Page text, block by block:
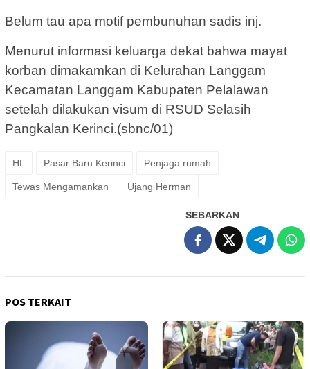
Belum tau apa motif pembunuhan sadis inj.
Menurut informasi keluarga dekat bahwa mayat
korban dimakamkan di Kelurahan Langgam
Kecamatan Langgam Kabupaten Pelalawan
setelah dilakukan visum di RSUD Selasih
Pangkalan Kerinci.(sbnc/01)
HL Pasar Baru Kerinci Penjaga rumah
Tewas Mengamankan Ujang Herman
SEBARKAN
POS TERKAIT